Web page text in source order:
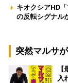
キオクシアHD
の反転シグナ
突然マルサ
入